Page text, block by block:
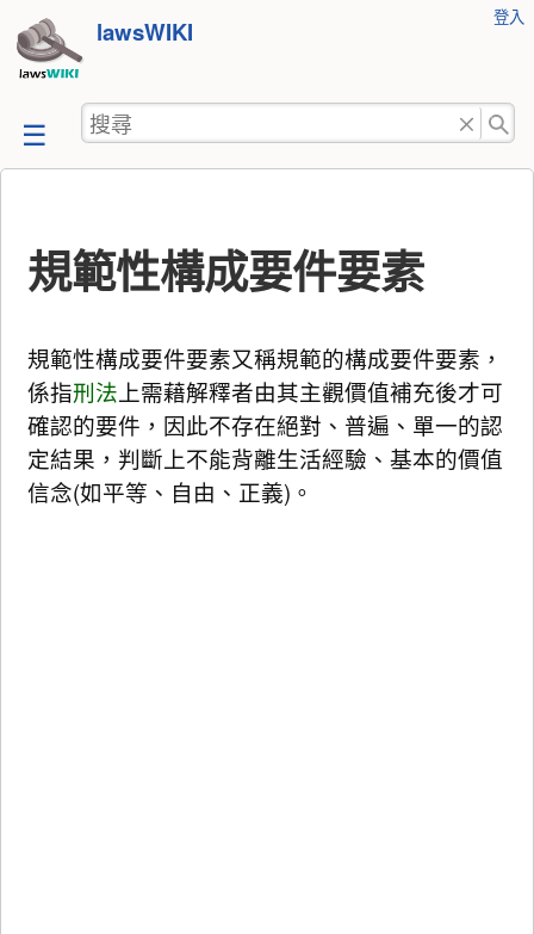
跳
至
容
lawsWIKI
工
登入
搜
尋
規範性構成要件要素
規範性構成要件要素又稱規範的構成要件要素，
係指刑法 上需藉解釋者由其主觀價值補充後才可
確認的要件，因此不存在絕對、普遍、單一的認
定結果，判斷上不能背離生活經驗、基本的價值
信念(如平等、自由、正義)。